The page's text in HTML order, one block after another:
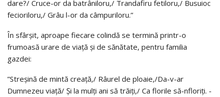
dare?/ Cruce-or da batrâniloru,/ Trandafiru fetiloru,/ Busuioc
fecioriloru,/ Grâu l-or da câmpuriloru.”
În sfârşit, aproape fiecare colindă se termină printr-o
frumoasă urare de viaţă şi de sănătate, pentru familia
gazdei:
”Streşină de mintă creaţă,/ Râurel de ploaie,/Da-v-ar
Dumnezeu viaţă/ Şi la mulţi ani să trăiţi,/ Ca florile să-nfloriţi. -